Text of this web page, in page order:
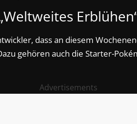
dass an diesem
gehören auch die Starter-
Advertisements